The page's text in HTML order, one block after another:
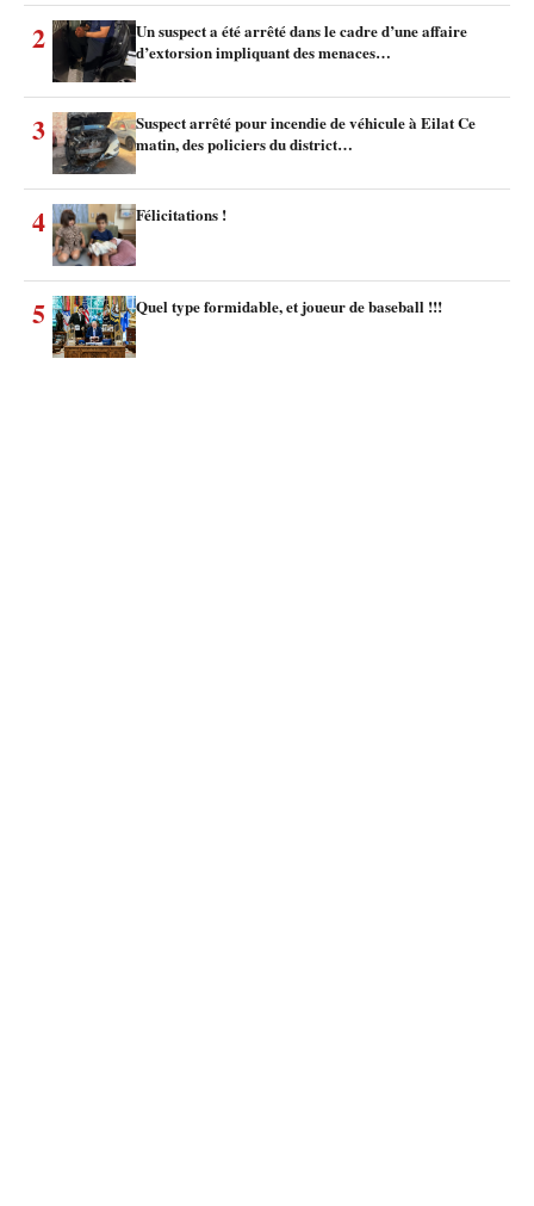
2
Un suspect a été arrêté dans le cadre d’une affaire
d’extorsion impliquant des menaces…
3
Suspect arrêté pour incendie de véhicule à Eilat Ce
matin, des policiers du district…
4 Félicitations !
5 Quel type formidable, et joueur de baseball !!!